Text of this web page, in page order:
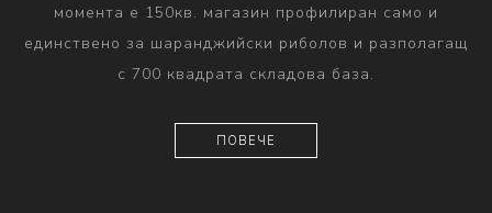
момента е 150кв. магазин профилиран само и
единствено за шаранджийски риболов и разполагащ
с 700 квадрата складова база.
ПОВЕЧЕ